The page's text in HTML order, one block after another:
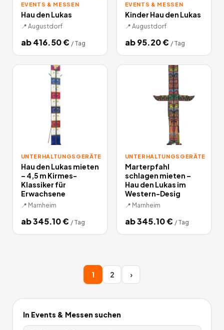
EVENTS & MESSEN
Hau den Lukas
📍 Augustdorf
ab416.50€ / Tag
EVENTS & MESSEN
Kinder Hau den Lukas
📍 Augustdorf
ab95.20€ / Tag
UNTERHALTUNGSGERÄTE
Hau den Lukas mieten
– 4,5 m Kirmes-
Klassiker für
Erwachsene
📍 Marnheim
ab345.10€ / Tag
UNTERHALTUNGSGERÄTE
Marterpfahl
schlagen mieten –
Hau den Lukas im
Western-Desig
📍 Marnheim
ab345.10€ / Tag
1 2 ›
In Events & Messen suchen